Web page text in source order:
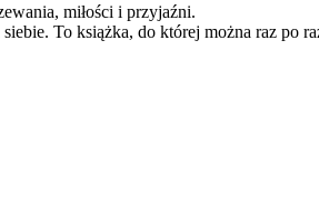
miłości i przyjaźni.
To książka, do której można raz po